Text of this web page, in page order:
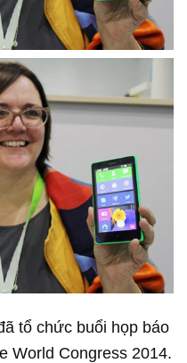
tổ chức buổi họp báo
World Congress 2014.